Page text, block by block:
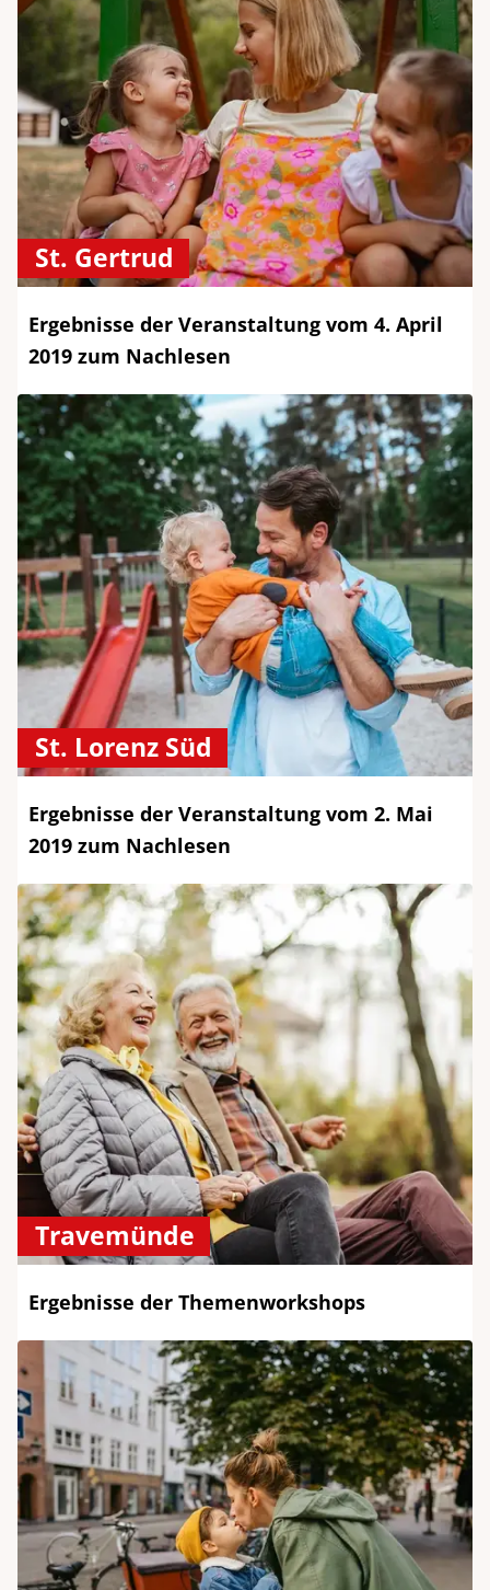
St. Gertrud
Ergebnisse der Veranstaltung vom 4. April
2019 zum Nachlesen
St. Lorenz Süd
Ergebnisse der Veranstaltung vom 2. Mai
2019 zum Nachlesen
Travemünde
Ergebnisse der Themenworkshops